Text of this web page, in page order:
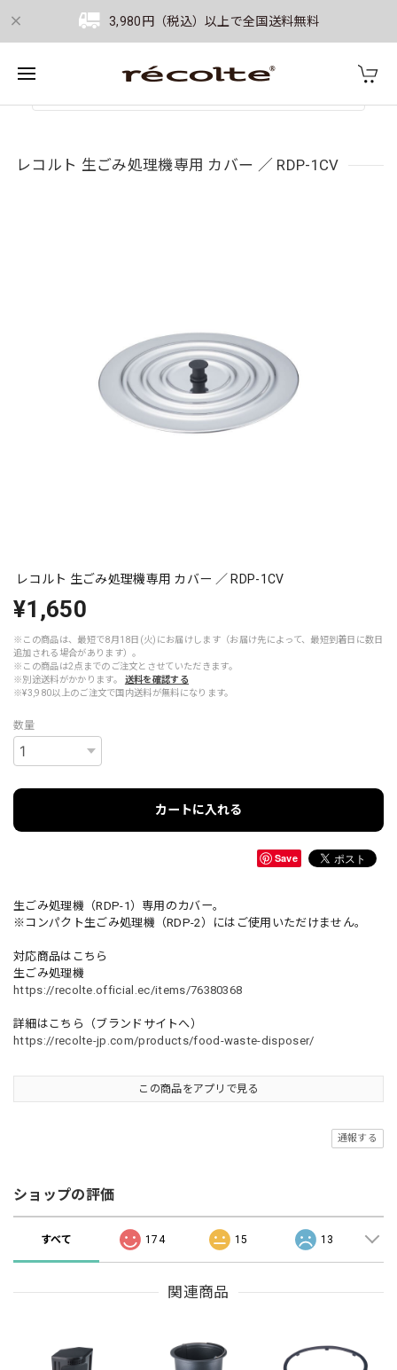
3,980円（税込）以上で全国送料無料
レコルト 生ごみ処理機専用 カバー ／ RDP-1CV
レコルト 生ごみ処理機専用 カバー ／ RDP-1CV
¥1,650
※この商品は、最短で8月18日(火)にお届けします（お届け先によって、最短到着日に数日
追加される場合があります）。
※この商品は2点までのご注文とさせていただきます。
※別途送料がかかります。
送料を確認する
※¥3,980以上のご注文で国内送料が無料になります。
数量
カートに入れる
Save
生ごみ処理機（RDP-1）専用のカバー。
※コンパクト生ごみ処理機（RDP-2）にはご使用いただけません。
対応商品はこちら
生ごみ処理機
https://recolte.official.ec/items/76380368
詳細はこちら（ブランドサイトへ）
https://recolte-jp.com/products/food-waste-disposer/
この商品をアプリで見る
通報する
ショップの評価
すべて 174 15 13
関連商品